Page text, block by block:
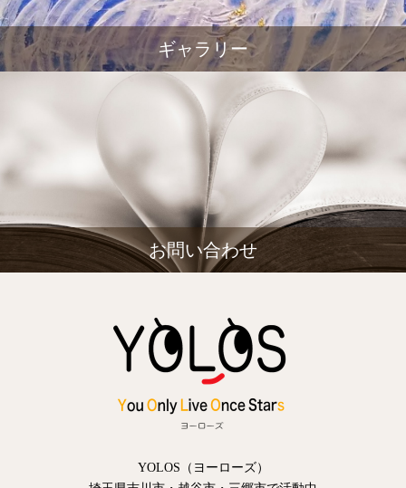
ギャラリー
お問い合わせ
YOLOS（ヨーローズ）